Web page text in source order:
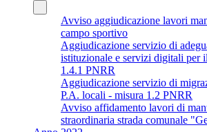
Avviso aggiudicazione lavori
campo sportivo
Aggiudicazione servizio di
istituzionale e servizi digitali per
1.4.1 PNRR
Aggiudicazione servizio di
P.A. locali - misura 1.2 PNRR
Avviso affidamento lavori di
straordinaria strada comunale